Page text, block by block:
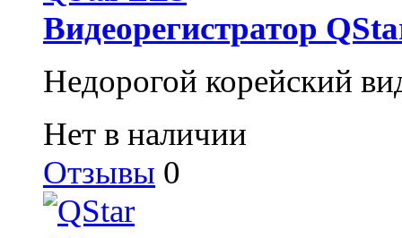
Видеорегистратор
Недорогой корейский
Нет в наличии
Отзывы 0